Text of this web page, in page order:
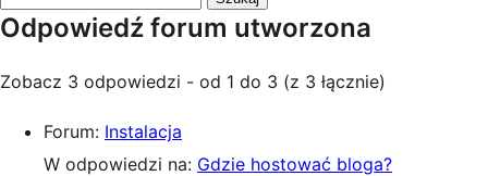
odpowiedzi:
Odpowiedź forum utworzona
Zobacz 3 odpowiedzi - od 1 do 3 (z 3 łącznie)
Forum: Instalacja
W odpowiedzi na: Gdzie hostować bloga?